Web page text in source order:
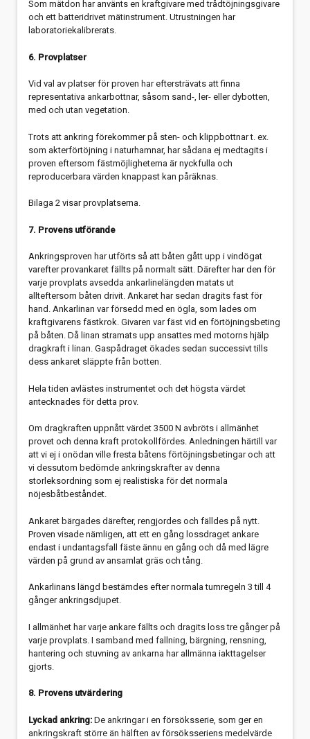
Som mätdon har använts en kraftgivare med trådtöjningsgivare
och ett batteridrivet mätinstrument. Utrustningen har
laboratoriekalibrerats.
6. Provplatser
Vid val av platser för proven har eftersträvats att finna
representativa ankarbottnar, såsom sand-, ler- eller dybotten,
med och utan vegetation.
Trots att ankring förekommer på sten- och klippbottnar t. ex.
som akterförtöjning i naturhamnar, har sådana ej medtagits i
proven eftersom fästmöjligheterna är nyckfulla och
reproducerbara värden knappast kan påräknas.
Bilaga 2 visar provplatserna.
7. Provens utförande
Ankringsproven har utförts så att båten gått upp i vindögat
varefter provankaret fällts på normalt sätt. Därefter har den för
varje provplats avsedda ankarlinelängden matats ut
allteftersom båten drivit. Ankaret har sedan dragits fast för
hand. Ankarlinan var försedd med en ögla, som lades om
kraftgivarens fästkrok. Givaren var fäst vid en förtöjningsbeting
på båten. Då linan stramats upp ansattes med motorns hjälp
dragkraft i linan. Gaspådraget ökades sedan successivt tills
dess ankaret släppte från botten.
Hela tiden avlästes instrumentet och det högsta värdet
antecknades för detta prov.
Om dragkraften uppnått värdet 3500 N avbröts i allmänhet
provet och denna kraft protokollfördes. Anledningen härtill var
att vi ej i onödan ville fresta båtens förtöjningsbetingar och att
vi dessutom bedömde ankringskrafter av denna
storleksordning som ej realistiska för det normala
nöjesbåtbeståndet.
Ankaret bärgades därefter, rengjordes och fälldes på nytt.
Proven visade nämligen, att ett en gång lossdraget ankare
endast i undantagsfall fäste ännu en gång och då med lägre
värden på grund av ansamlat gräs och tång.
Ankarlinans längd bestämdes efter normala tumregeln 3 till 4
gånger ankringsdjupet.
I allmänhet har varje ankare fällts och dragits loss tre gånger på
varje provplats. I samband med fallning, bärgning, rensning,
hantering och stuvning av ankarna har allmänna iakttagelser
gjorts.
8. Provens utvärdering
Lyckad ankring: De ankringar i en försöksserie, som ger en
ankringskraft större än hälften av försöksseriens medelvärde